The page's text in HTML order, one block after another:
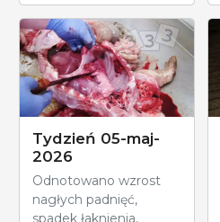
Tydzień 05-maj-
2026
Odnotowano wzrost
nagłych padnięć,
spadek łaknienia,